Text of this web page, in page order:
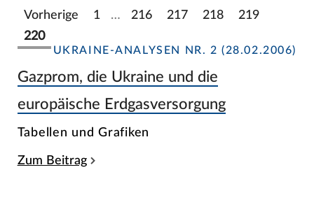
Vorherige 1 … 216 217 218
219
220
UKRAINE-ANALYSEN NR. 2 (28.02.2006)
Gazprom, die Ukraine und die
europäische Erdgasversorgung
Tabellen und Grafiken
Zum Beitrag